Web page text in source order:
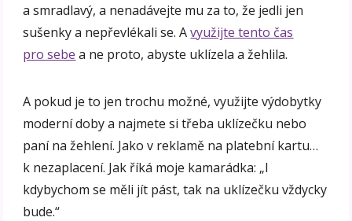
a smradlavý, a nenadávejte mu za to, že jedli jen
sušenky a nepřevlékali se. Avyužijte tento čas
pro sebe a ne proto, abyste uklízela a žehlila.
A pokud je to jen trochu možné, využijte výdobytky
moderní doby a najmete si třeba uklízečku nebo
paní na žehlení. Jako v reklamě na platební kartu…
k nezaplacení. Jak říká moje kamarádka: „I
kdybychom se měli jít pást, tak na uklízečku vždycky
bude.“